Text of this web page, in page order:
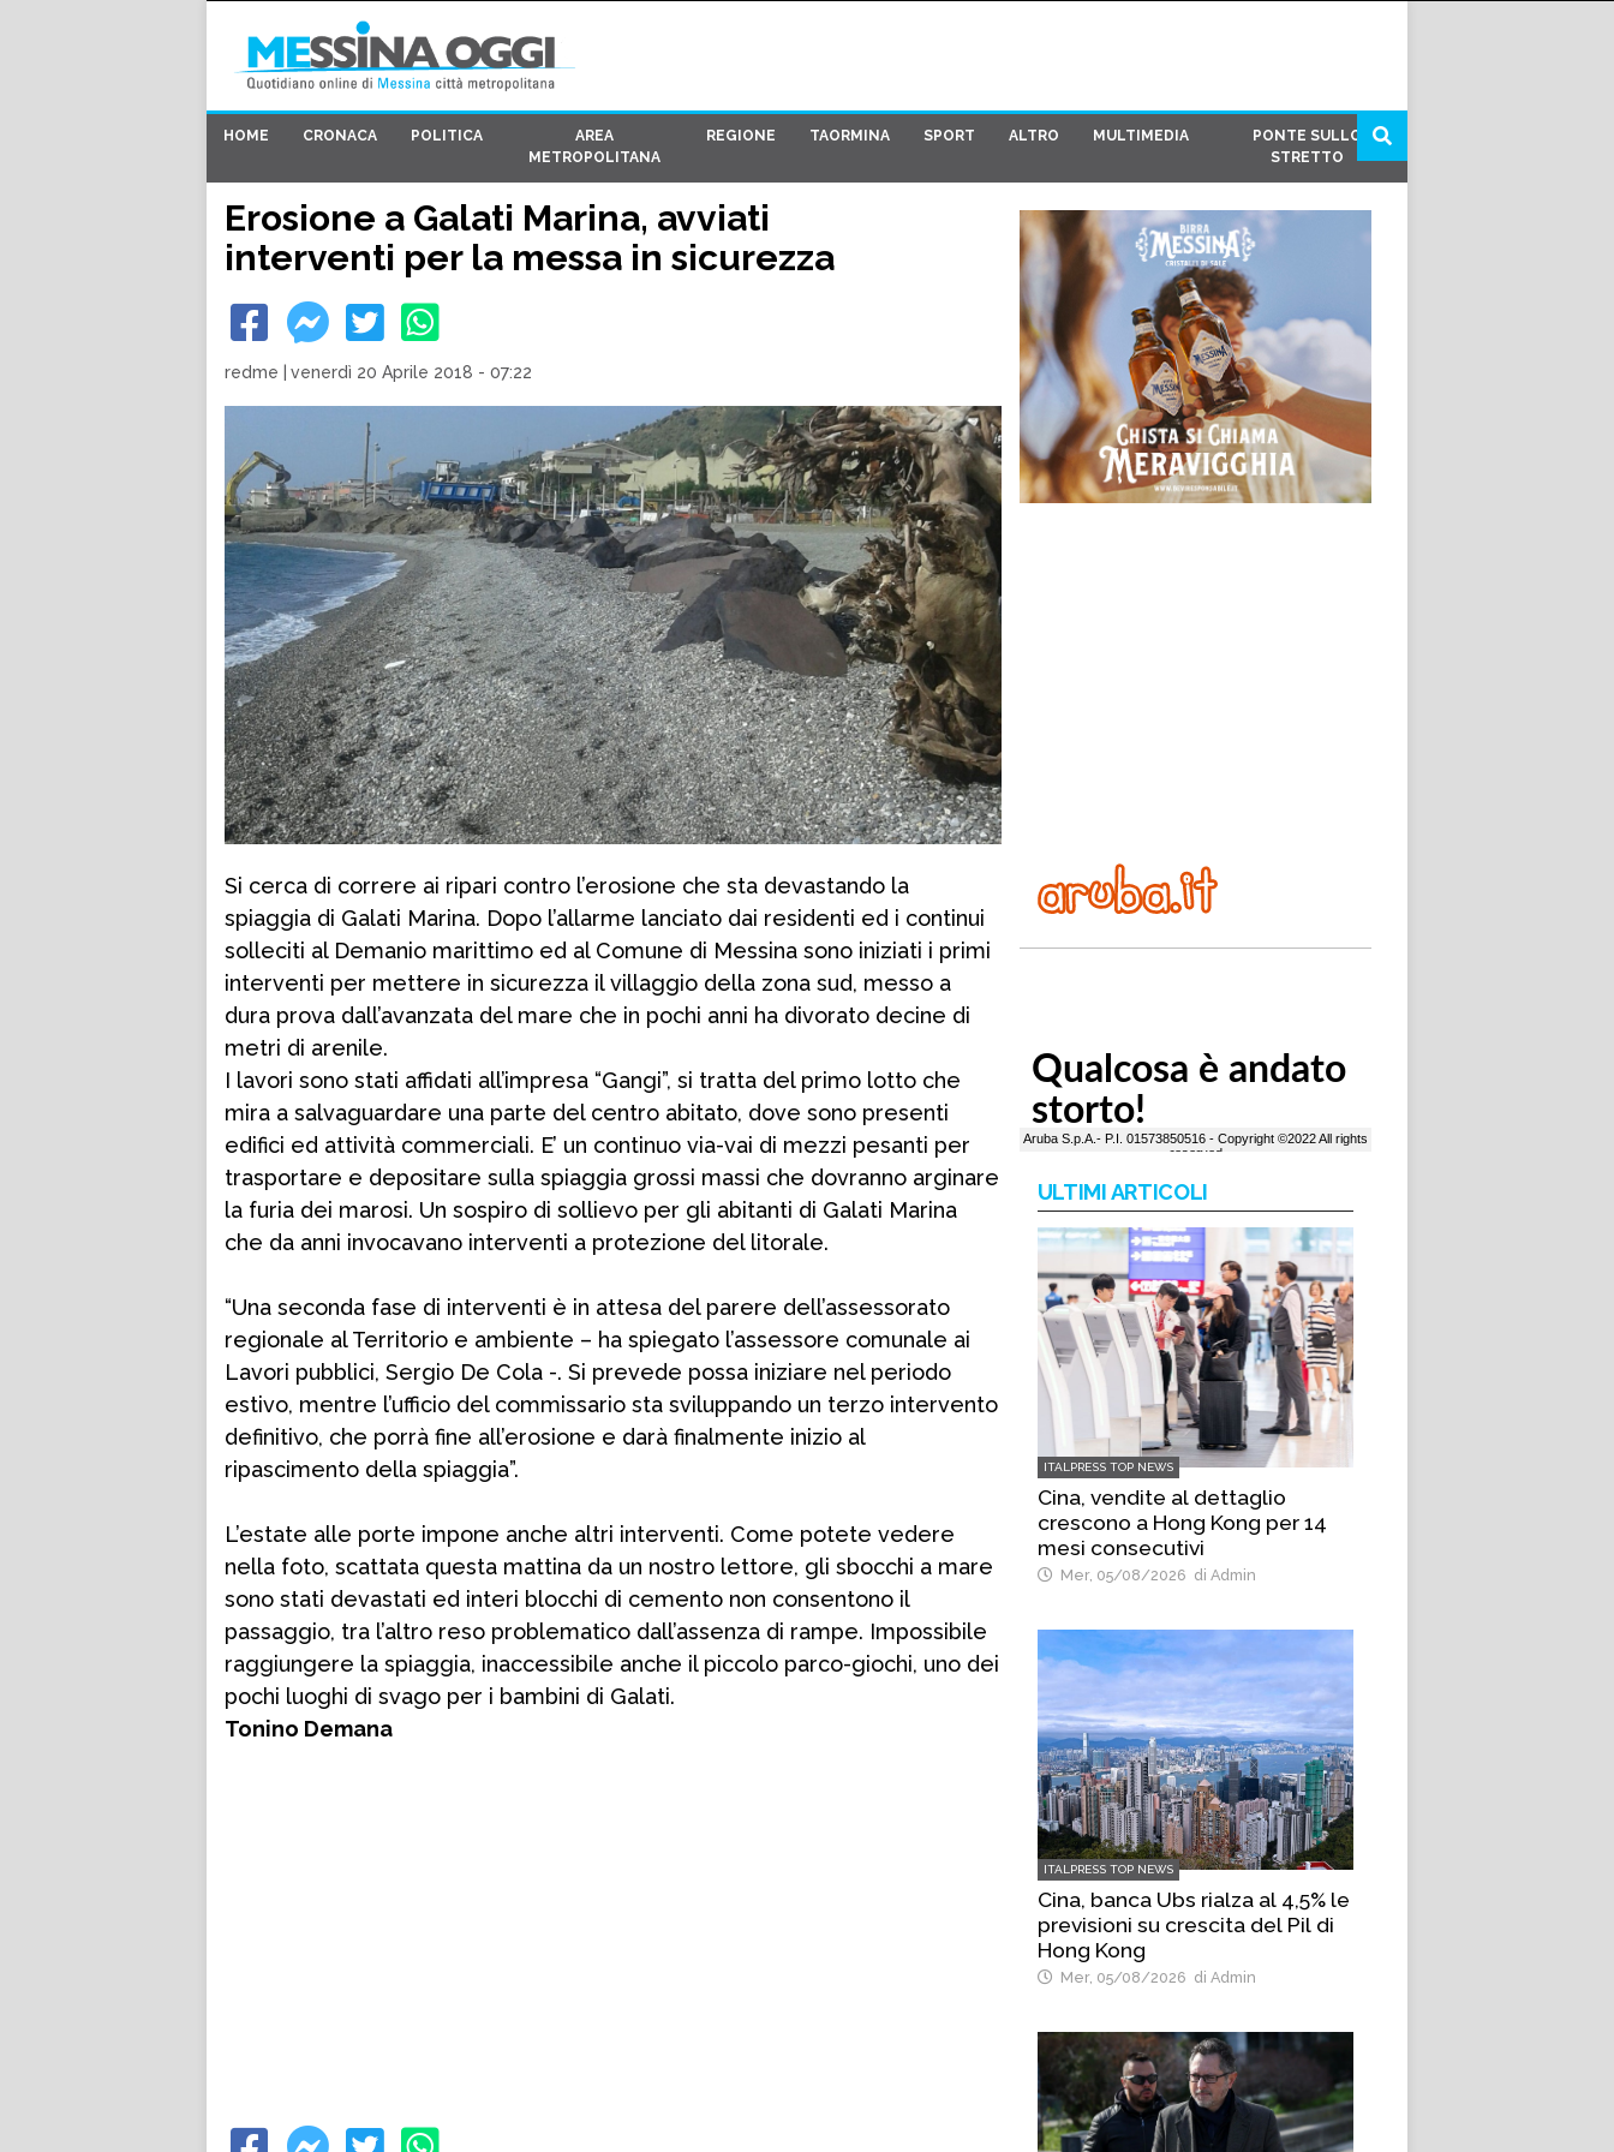
HOME CRONACA POLITICA
AREA
METROPOLITANA
REGIONE TAORMINA SPORT ALTRO MULTIMEDIA
PONTE SULLO
STRETTO
Erosione a Galati Marina, avviati
interventi per la messa in sicurezza
redme venerdì 20 Aprile 2018 - 07:22
Si cerca di correre ai ripari contro l’erosione che sta devastando la
spiaggia di Galati Marina. Dopo l’allarme lanciato dai residenti ed i continui
solleciti al Demanio marittimo ed al Comune di Messina sono iniziati i primi
interventi per mettere in sicurezza il villaggio della zona sud, messo a
dura prova dall’avanzata del mare che in pochi anni ha divorato decine di
metri di arenile.
I lavori sono stati affidati all’impresa “Gangi”, si tratta del primo lotto che
mira a salvaguardare una parte del centro abitato, dove sono presenti
edifici ed attività commerciali. E’ un continuo via-vai di mezzi pesanti per
trasportare e depositare sulla spiaggia grossi massi che dovranno arginare
la furia dei marosi. Un sospiro di sollievo per gli abitanti di Galati Marina
che da anni invocavano interventi a protezione del litorale.
“Una seconda fase di interventi è in attesa del parere dell’assessorato
regionale al Territorio e ambiente – ha spiegato l’assessore comunale ai
Lavori pubblici, Sergio De Cola -. Si prevede possa iniziare nel periodo
estivo, mentre l’ufficio del commissario sta sviluppando un terzo intervento
definitivo, che porrà fine all’erosione e darà finalmente inizio al
ripascimento della spiaggia”.
L’estate alle porte impone anche altri interventi. Come potete vedere
nella foto, scattata questa mattina da un nostro lettore, gli sbocchi a mare
sono stati devastati ed interi blocchi di cemento non consentono il
passaggio, tra l’altro reso problematico dall’assenza di rampe. Impossibile
raggiungere la spiaggia, inaccessibile anche il piccolo parco-giochi, uno dei
pochi luoghi di svago per i bambini di Galati.
Tonino Demana
ULTIMI ARTICOLI
ITALPRESS TOP NEWS
Cina, vendite al dettaglio
crescono a Hong Kong per 14
mesi consecutivi
Mer, 05/08/2026 di Admin
ITALPRESS TOP NEWS
Cina, banca Ubs rialza al 4,5% le
previsioni su crescita del Pil di
Hong Kong
Mer, 05/08/2026 di Admin